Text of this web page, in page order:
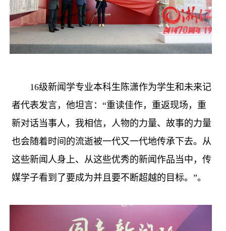
16级新闻学专业本科生陈潇作为学生和未来记
者代表发言，他坦言：“重读佳作，重返现场，重
新对话当事人，我相信，人物的力量、故事的力量
也会随着时间的流逝被一代又一代地传承下去。从
这些新闻人身上、从这些优秀的新闻作品当中，传
媒学子看到了要成为并且要不断超越的目标。”。